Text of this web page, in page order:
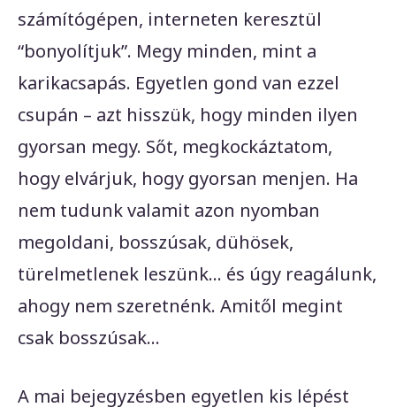
számítógépen, interneten keresztül
“bonyolítjuk”. Megy minden, mint a
karikacsapás. Egyetlen gond van ezzel
csupán – azt hisszük, hogy minden ilyen
gyorsan megy. Sőt, megkockáztatom,
hogy elvárjuk, hogy gyorsan menjen. Ha
nem tudunk valamit azon nyomban
megoldani, bosszúsak, dühösek,
türelmetlenek leszünk… és úgy reagálunk,
ahogy nem szeretnénk. Amitől megint
csak bosszúsak…
A mai bejegyzésben egyetlen kis lépést